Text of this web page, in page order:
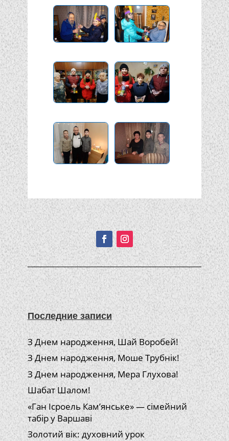
Подписывайтесь!
Последние записи
З Днем народження, Шай Воробей!
З Днем народження, Моше Трубнік!
З Днем народження, Мера Глухова!
Шабат Шалом!
«Ган Ісроель Кам’янське» — сімейний
табір у Варшаві
Золотий вік: духовний урок